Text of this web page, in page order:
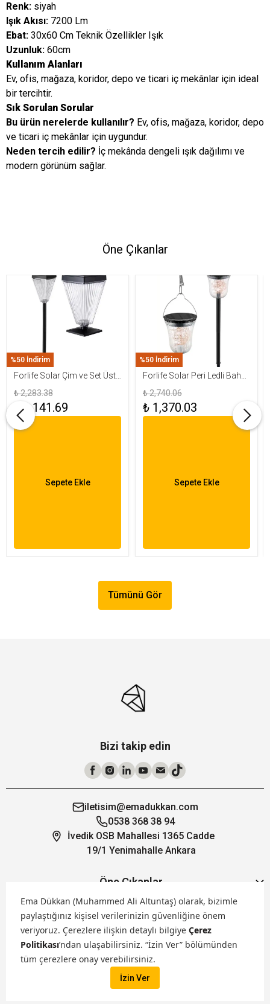
Ema Dükkan (Muhammed Ali Altuntaş) olarak, bizimle
paylaştığınız kişisel verilerinizin güvenliğine önem
veriyoruz. Çerezlere ilişkin detaylı bilgiye Çerez
Politikası’ndan ulaşabilirsiniz. “İzin Ver” bölümünden
tüm çerezlere onay verebilirsiniz.
İzin Ver
Renk: siyah
Işık Akısı: 7200 Lm
Ebat: 30x60 Cm Teknik Özellikler Işık
Uzunluk: 60cm
Kullanım Alanları
Ev, ofis, mağaza, koridor, depo ve ticari iç mekânlar için ideal
bir tercihtir.
Sık Sorulan Sorular
Bu ürün nerelerde kullanılır? Ev, ofis, mağaza, koridor, depo
ve ticari iç mekânlar için uygundur.
Neden tercih edilir? İç mekânda dengeli ışık dağılımı ve
modern görünüm sağlar.
Öne Çıkanlar
%50 İndirim
Forlife Solar Çim ve Set Üstü
Armatür 15W FL-3283
₺ 2,283.38
₺ 1,141.69
Sepete Ekle
%50 İndirim
Forlife Solar Peri Ledli Bahçe
Aydınlatma Armatürü FL-
3284
₺ 2,740.06
₺ 1,370.03
Sepete Ekle
Tümünü Gör
Bizi takip edin
iletisim@emadukkan.com
0538 368 38 94
İvedik OSB Mahallesi 1365 Cadde
19/1 Yenimahalle Ankara
Öne Çıkanlar
Hakkımızda
Markalarımız
Satış Kanallarımız